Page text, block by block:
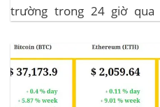
trường trong 24 giờ qua
chiếm 11.77% tổng khối
trong 24 giờ. Khối lượng